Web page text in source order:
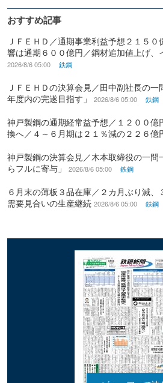
おすすめ記事
ＪＦＥＨＤ／通期事業利益予想２１５
響は通期６００億円／鋼材追加値上げ、
2026/8/6 05:00 鉄鋼
ＪＦＥＨＤの決算会見／田中副社長の
年度内の完遂目指す」
2026/8/6 05:00 鉄鋼
神戸製鋼の通期経常益予想／１２００
換へ／４～６月期は２１％減の２２６億
神戸製鋼の決算会見／木本取締役の一
らフルに寄与」
2026/8/6 05:00 鉄鋼
６月末の薄板３品在庫／２カ月ぶり減、
需要見合いの生産継続 2026/8/6 05:00 鉄鋼